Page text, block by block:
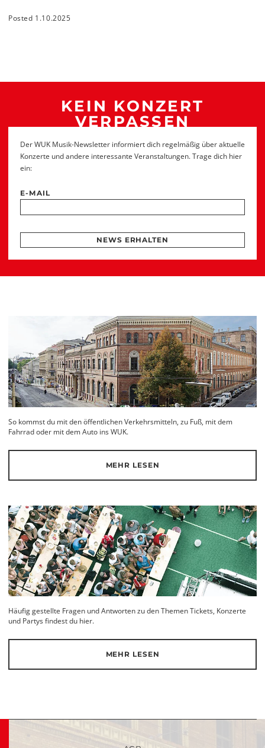
Posted 1.10.2025
KEIN KONZERT
VERPASSEN
Der WUK Musik-Newsletter informiert dich regelmäßig über aktuelle
Konzerte und andere interessante Veranstaltungen. Trage dich hier
ein:
E-MAIL
NEWS ERHALTEN
So kommst du mit den öffentlichen Verkehrsmitteln, zu Fuß, mit dem
Fahrrad oder mit dem Auto ins WUK.
MEHR LESEN
Häufig gestellte Fragen und Antworten zu den Themen Tickets, Konzerte
und Partys findest du hier.
MEHR LESEN